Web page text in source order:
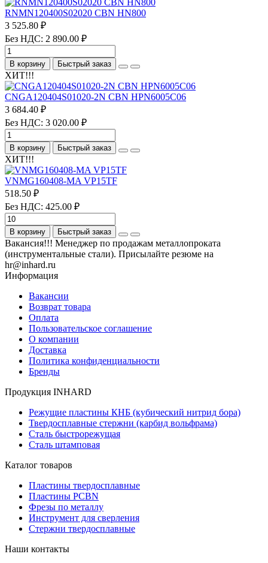
RNMN120400S02020 CBN HN800
3 525.80 ₽
Без НДС: 2 890.00 ₽
В корзину Быстрый заказ
ХИТ!!!
CNGA120404S01020-2N CBN HPN6005C06
3 684.40 ₽
Без НДС: 3 020.00 ₽
В корзину Быстрый заказ
ХИТ!!!
VNMG160408-MA VP15TF
518.50 ₽
Без НДС: 425.00 ₽
В корзину Быстрый заказ
Вакансия!!! Менеджер по продажам металлопроката
(инструментальные стали). Присылайте резюме на
hr@inhard.ru
Информация
Вакансии
Возврат товара
Оплата
Пользовательское соглашение
О компании
Доставка
Политика конфиденциальности
Бренды
Продукция INHARD
Режущие пластины КНБ (кубический нитрид бора)
Твердосплавные стержни (карбид вольфрама)
Сталь быстрорежущая
Сталь штамповая
Каталог товаров
Пластины твердосплавные
Пластины PCBN
Фрезы по металлу
Инструмент для сверления
Стержни твердосплавные
Наши контакты